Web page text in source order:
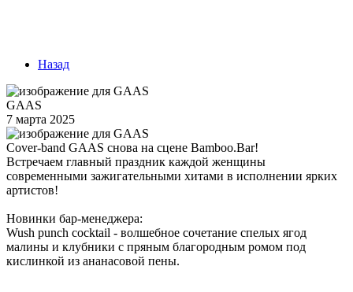
Назад
GAAS
7 марта 2025
Cover-band GAAS снова на сцене Bamboo.Bar!
Встречаем главный праздник каждой женщины
современными зажигательными хитами в исполнении ярких
артистов!
Новинки бар-менеджера:
Wush punch cocktail - волшебное сочетание спелых ягод
малины и клубники с пряным благородным ромом под
кислинкой из ананасовой пены.